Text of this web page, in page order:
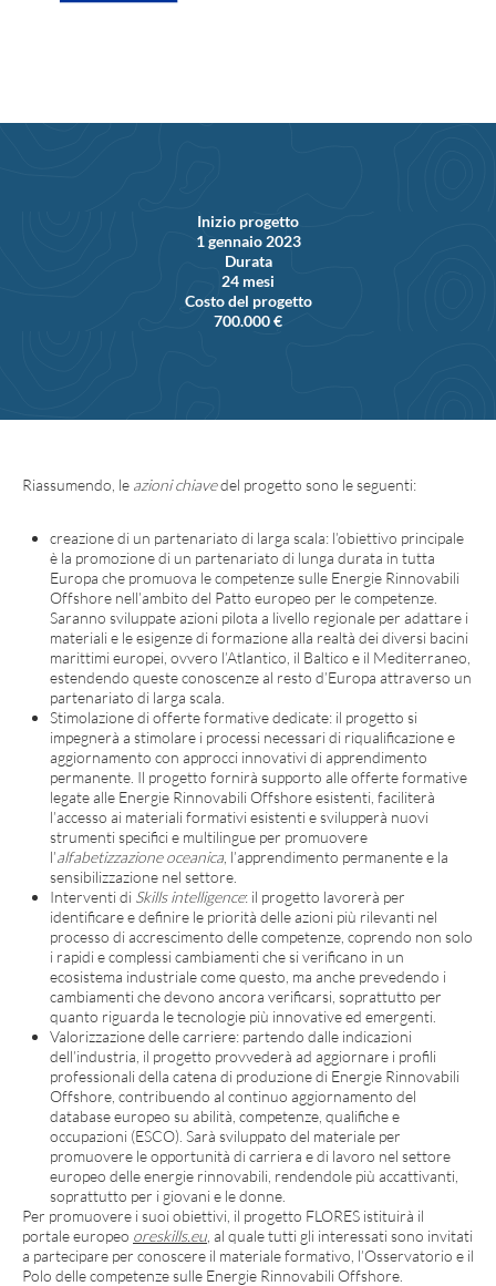
Inizio progetto
1 gennaio 2023
Durata
24 mesi
Costo del progetto
700.000 €
Riassumendo, le azioni chiavedel progetto sono le seguenti:
creazione di un partenariato di larga scala: l’obiettivo principale
è la promozione di un partenariato di lunga durata in tutta
Europa che promuova le competenze sulle Energie Rinnovabili
Offshore nell’ambito del Patto europeo per le competenze.
Saranno sviluppate azioni pilota a livello regionale per adattare i
materiali e le esigenze di formazione alla realtà dei diversi bacini
marittimi europei, ovvero l’Atlantico, il Baltico e il Mediterraneo,
estendendo queste conoscenze al resto d’Europa attraverso un
partenariato di larga scala.
Stimolazione di offerte formative dedicate: il progetto si
impegnerà a stimolare i processi necessari di riqualificazione e
aggiornamento con approcci innovativi di apprendimento
permanente. Il progetto fornirà supporto alle offerte formative
legate alle Energie Rinnovabili Offshore esistenti, faciliterà
l’accesso ai materiali formativi esistenti e svilupperà nuovi
strumenti specifici e multilingue per promuovere
l’alfabetizzazione oceanica , l’apprendimento permanente e la
sensibilizzazione nel settore.
Interventi di Skills intelligence: il progetto lavorerà per
identificare e definire le priorità delle azioni più rilevanti nel
processo di accrescimento delle competenze, coprendo non solo
i rapidi e complessi cambiamenti che si verificano in un
ecosistema industriale come questo, ma anche prevedendo i
cambiamenti che devono ancora verificarsi, soprattutto per
quanto riguarda le tecnologie più innovative ed emergenti.
Valorizzazione delle carriere: partendo dalle indicazioni
dell’industria, il progetto provvederà ad aggiornare i profili
professionali della catena di produzione di Energie Rinnovabili
Offshore, contribuendo al continuo aggiornamento del
database europeo su abilità, competenze, qualifiche e
occupazioni (ESCO). Sarà sviluppato del materiale per
promuovere le opportunità di carriera e di lavoro nel settore
europeo delle energie rinnovabili, rendendole più accattivanti,
soprattutto per i giovani e le donne.
Per promuovere i suoi obiettivi, il progetto FLORES istituirà il
portale europeo oreskills.eu , al quale tutti gli interessati sono invitati
a partecipare per conoscere il materiale formativo, l’Osservatorio e il
Polo delle competenze sulle Energie Rinnovabili Offshore.